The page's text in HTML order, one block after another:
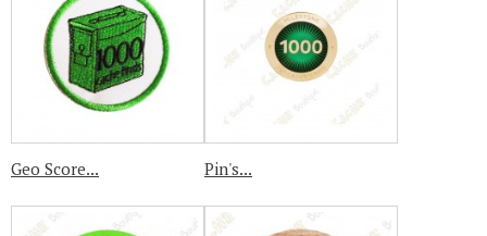
Geo Score... Pin's...